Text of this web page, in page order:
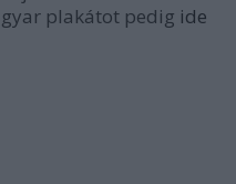
plakátot pedig ide